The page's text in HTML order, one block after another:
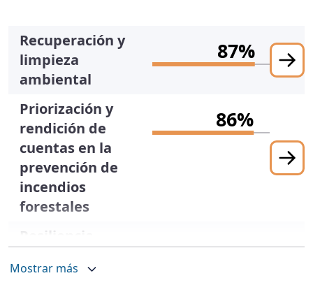
Recuperación y
limpieza
ambiental
87%
Priorización y
rendición de
cuentas en la
prevención de
incendios
forestales
86%
Resiliencia
comunitaria
85%
Mostrar más